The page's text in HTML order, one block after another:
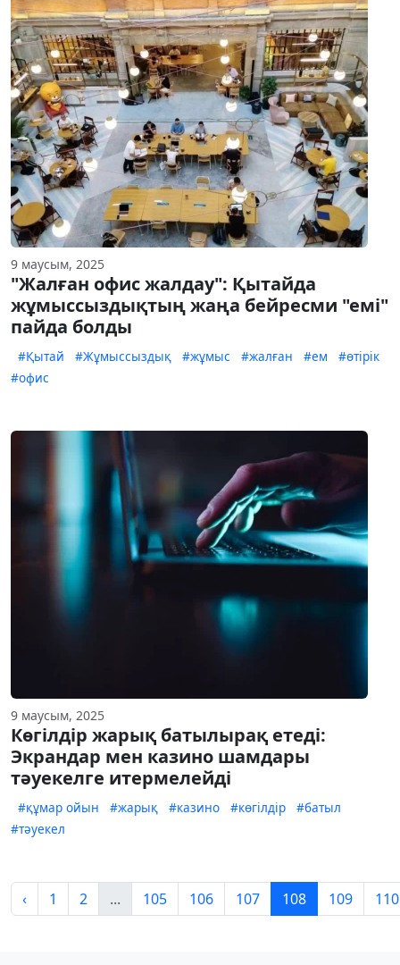
9 маусым, 2025
"Жалған офис жалдау": Қытайда
жұмыссыздықтың жаңа бейресми "емі"
пайда болды
#Қытай #Жұмыссыздық #жұмыс #жалған #ем
#өтірік
#офис
9 маусым, 2025
Көгілдір жарық батылырақ етеді:
Экрандар мен казино шамдары
тәуекелге итермелейді
#құмар ойын #жарық #казино #көгілдір
#батыл
#тәуекел
‹ 1 2 ... 105 106 107 108 109 110